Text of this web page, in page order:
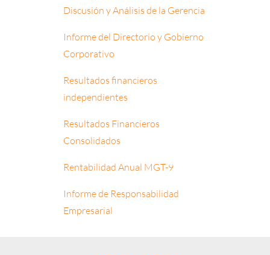
Discusión y Análisis de la Gerencia
Informe del Directorio y Gobierno
Corporativo
Resultados financieros
independientes
Resultados Financieros
Consolidados
Rentabilidad Anual MGT-9
Informe de Responsabilidad
Empresarial